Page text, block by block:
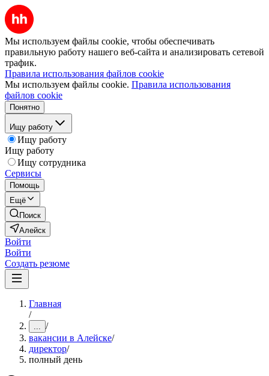
Мы используем файлы cookie, чтобы обеспечивать
правильную работу нашего веб-сайта и анализировать сетевой
трафик.
Правила использования файлов cookie
Мы используем файлы cookie. Правила использования
файлов cookie
Понятно
Ищу работу
Ищу работу
Ищу работу
Ищу сотрудника
Сервисы
Помощь
Ещё
Поиск
Алейск
Войти
Войти
Создать резюме
Главная
/
... /
вакансии в Алейске/
директор/
полный день